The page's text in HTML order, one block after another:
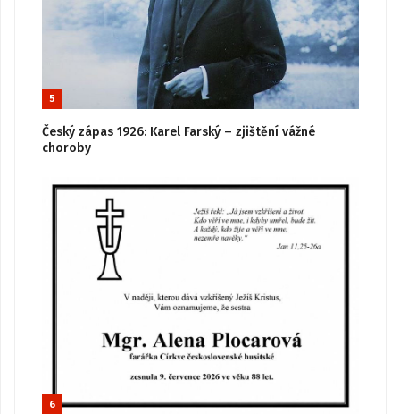
5
Český zápas 1926: Karel Farský – zjištění vážné
choroby
6